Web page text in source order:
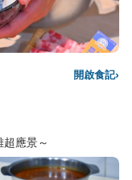
開啟食記›
應景～